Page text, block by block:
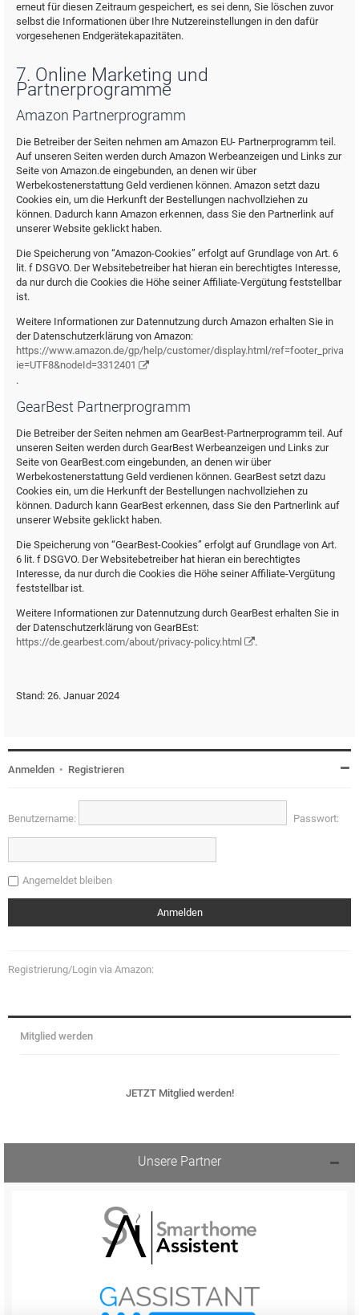
erneut für diesen Zeitraum gespeichert, es sei denn, Sie löschen zuvor
selbst die Informationen über Ihre Nutzereinstellungen in den dafür
vorgesehenen Endgerätekapazitäten.
7. Online Marketing und
Partnerprogramme
Amazon Partnerprogramm
Die Betreiber der Seiten nehmen am Amazon EU- Partnerprogramm teil.
Auf unseren Seiten werden durch Amazon Werbeanzeigen und Links zur
Seite von Amazon.de eingebunden, an denen wir über
Werbekostenerstattung Geld verdienen können. Amazon setzt dazu
Cookies ein, um die Herkunft der Bestellungen nachvollziehen zu
können. Dadurch kann Amazon erkennen, dass Sie den Partnerlink auf
unserer Website geklickt haben.
Die Speicherung von “Amazon-Cookies” erfolgt auf Grundlage von Art. 6
lit. f DSGVO. Der Websitebetreiber hat hieran ein berechtigtes Interesse,
da nur durch die Cookies die Höhe seiner Affiliate-Vergütung feststellbar
ist.
Weitere Informationen zur Datennutzung durch Amazon erhalten Sie in
der Datenschutzerklärung von Amazon:
https://www.amazon.de/gp/help/customer/display.html/ref=footer_privacy?
ie=UTF8&nodeId=3312401
.
GearBest Partnerprogramm
Die Betreiber der Seiten nehmen am GearBest-Partnerprogramm teil. Auf
unseren Seiten werden durch GearBest Werbeanzeigen und Links zur
Seite von GearBest.com eingebunden, an denen wir über
Werbekostenerstattung Geld verdienen können. GearBest setzt dazu
Cookies ein, um die Herkunft der Bestellungen nachvollziehen zu
können. Dadurch kann GearBest erkennen, dass Sie den Partnerlink auf
unserer Website geklickt haben.
Die Speicherung von “GearBest-Cookies” erfolgt auf Grundlage von Art.
6 lit. f DSGVO. Der Websitebetreiber hat hieran ein berechtigtes
Interesse, da nur durch die Cookies die Höhe seiner Affiliate-Vergütung
feststellbar ist.
Weitere Informationen zur Datennutzung durch GearBest erhalten Sie in
der Datenschutzerklärung von GearBEst:
https://de.gearbest.com/about/privacy-policy.html
.
Stand: 26. Januar 2024
Anmelden • Registrieren
Benutzername: Passwort:
Angemeldet bleiben
Registrierung/Login via Amazon:
Mitglied werden
JETZT Mitglied werden!
Unsere Partner